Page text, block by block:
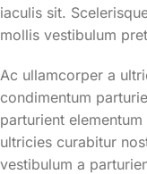
iaculis sit.
mollis vestibulum
Ac ullamcorper a
condimentum
parturient
ultricies curabitur
vestibulum a